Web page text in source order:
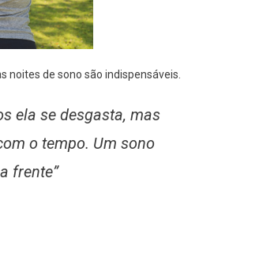
noites de sono são indispensáveis.
ela se desgasta, mas
o tempo. Um sono
frente”